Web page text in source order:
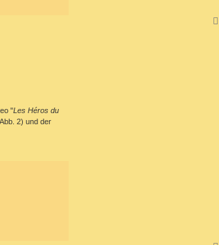
"Les Héros du
2) und der